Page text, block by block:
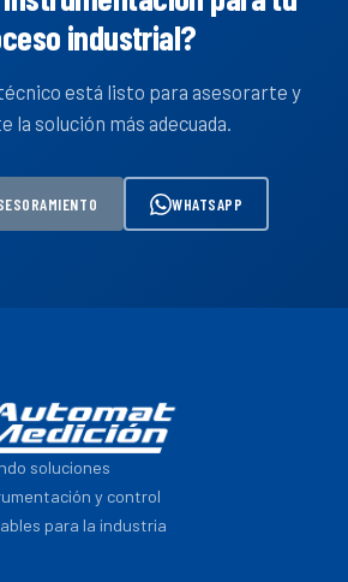
industrial?
está listo para asesorarte y
la solución más adecuada.
WHATSAPP
soluciones
y control
para la industria